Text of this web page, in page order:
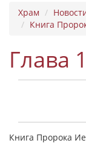
Храм
Книга
Глава
Книга Пророка